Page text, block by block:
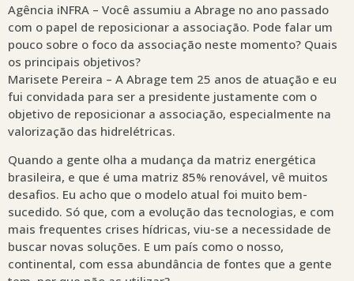
Agência iNFRA – Você assumiu a Abrage no ano passado
com o papel de reposicionar a associação. Pode falar um
pouco sobre o foco da associação neste momento? Quais
os principais objetivos?
Marisete Pereira – A Abrage tem 25 anos de atuação e eu
fui convidada para ser a presidente justamente com o
objetivo de reposicionar a associação, especialmente na
valorização das hidrelétricas.
Quando a gente olha a mudança da matriz energética
brasileira, e que é uma matriz 85% renovável, vê muitos
desafios. Eu acho que o modelo atual foi muito bem-
sucedido. Só que, com a evolução das tecnologias, e com
mais frequentes crises hídricas, viu-se a necessidade de
buscar novas soluções. E um país como o nosso,
continental, com essa abundância de fontes que a gente